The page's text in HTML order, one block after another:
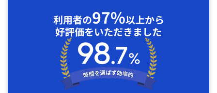
利用者の97%以上から
好評価をいただきました